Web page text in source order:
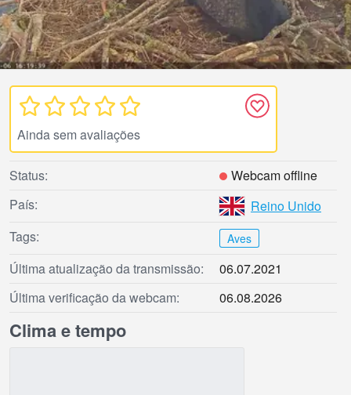
Ainda sem avaliações
Status:
Webcam offline
País:
Reino Unido
Tags:
Aves
Última atualização da transmissão:
06.07.2021
Última verificação da webcam:
06.08.2026
Clima e tempo